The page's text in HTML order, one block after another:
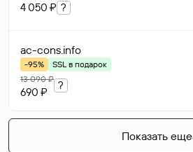
4 050 ₽ ?
ac-cons.info
-95%
SSL в подарок
13 090 ₽
690 ₽
?
Показать еще